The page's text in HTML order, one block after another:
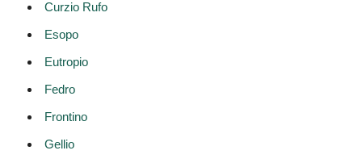
Curzio Rufo
Esopo
Eutropio
Fedro
Frontino
Gellio